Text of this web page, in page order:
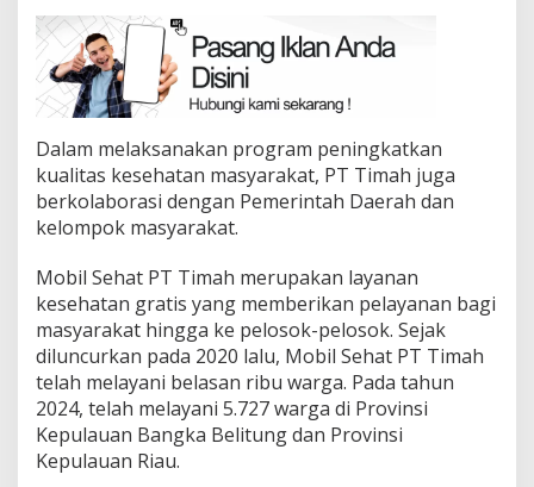
Dalam melaksanakan program peningkatkan
kualitas kesehatan masyarakat, PT Timah juga
berkolaborasi dengan Pemerintah Daerah dan
kelompok masyarakat.
Mobil Sehat PT Timah merupakan layanan
kesehatan gratis yang memberikan pelayanan bagi
masyarakat hingga ke pelosok-pelosok. Sejak
diluncurkan pada 2020 lalu, Mobil Sehat PT Timah
telah melayani belasan ribu warga. Pada tahun
2024, telah melayani 5.727 warga di Provinsi
Kepulauan Bangka Belitung dan Provinsi
Kepulauan Riau.